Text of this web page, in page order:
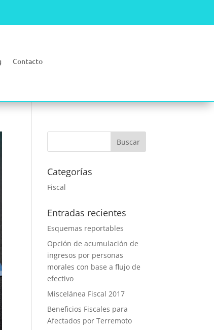
Contacto
Categorías
Fiscal
Entradas recientes
Esquemas reportables
Opción de acumulación de
ingresos por personas
morales con base a flujo de
efectivo
Miscelánea Fiscal 2017
Beneficios Fiscales para
Afectados por Terremoto